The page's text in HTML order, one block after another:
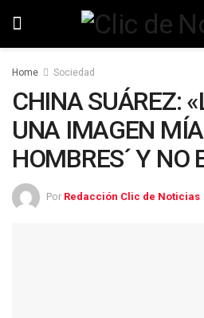
Home Sociedad
CHINA SUÁREZ:
UNA IMAGEN
HOMBRES´ Y NO
Por Redacción Clic de Noticias